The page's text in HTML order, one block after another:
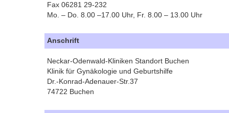
Fax 06281 29-232
Mo. – Do. 8.00 –17.00 Uhr, Fr. 8.00 – 13.00 Uhr
Anschrift
Neckar-Odenwald-Kliniken Standort Buchen
Klinik für Gynäkologie und Geburtshilfe
Dr.-Konrad-Adenauer-Str.37
74722 Buchen